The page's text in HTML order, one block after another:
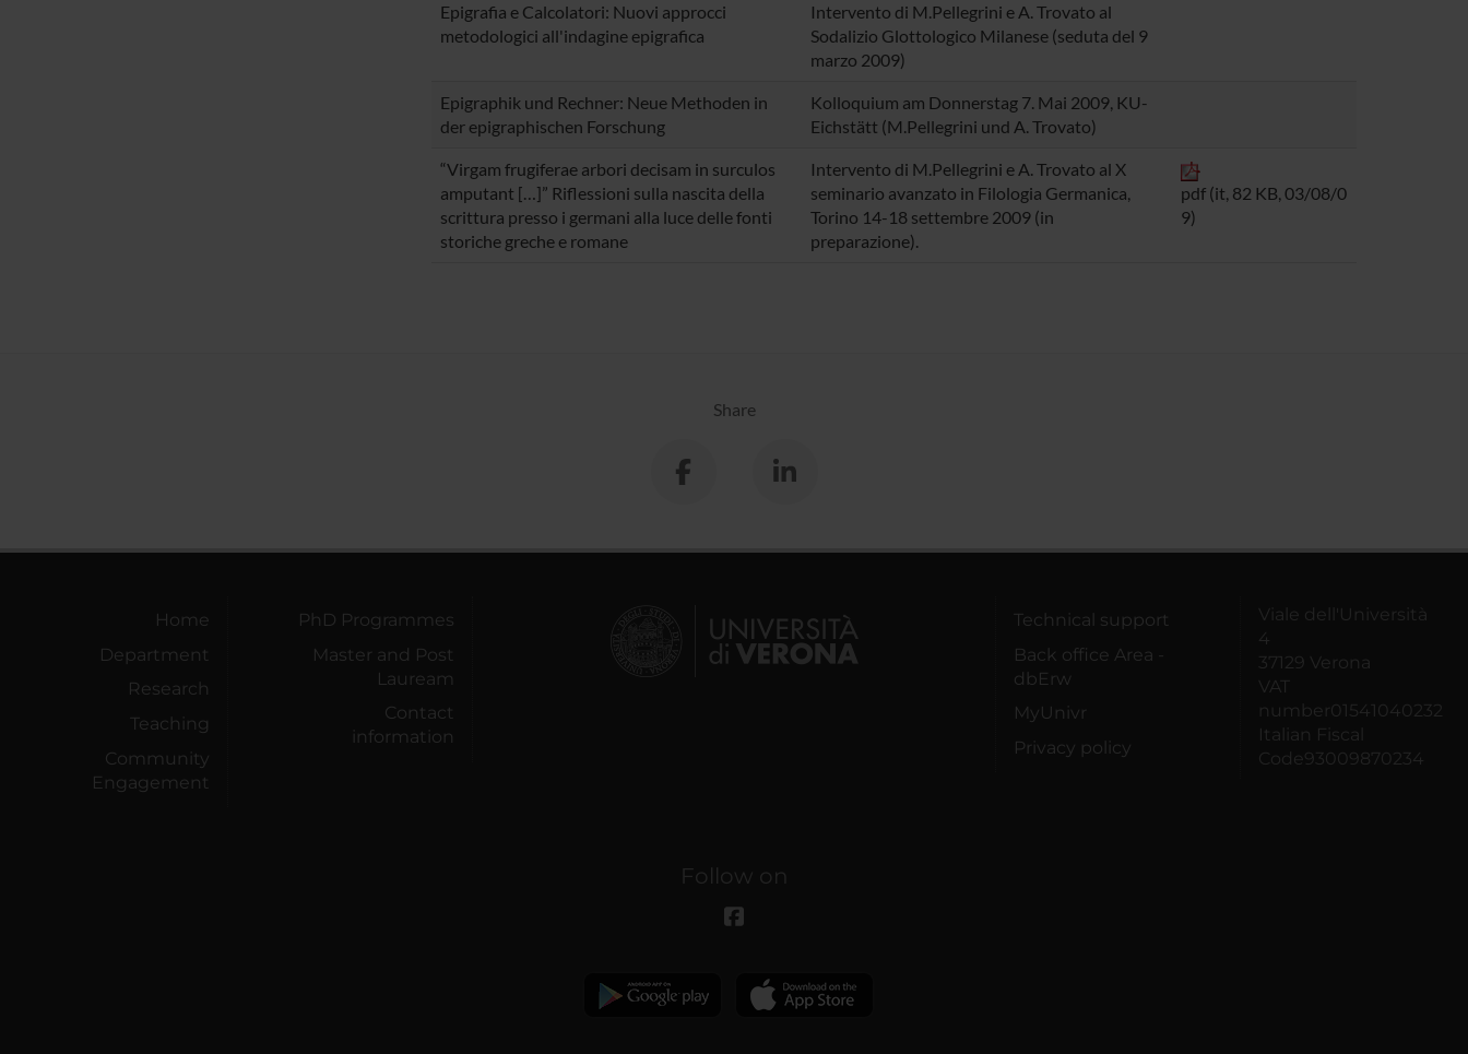
Epigrafia e Calcolatori: Nuovi approcci
metodologici all'indagine epigrafica
Intervento di M.Pellegrini e A. Trovato al
Sodalizio Glottologico Milanese (seduta del 9
marzo 2009)
Epigraphik und Rechner: Neue Methoden in
der epigraphischen Forschung
Kolloquium am Donnerstag 7. Mai 2009, KU-
Eichstätt (M.Pellegrini und A. Trovato)
“Virgam frugiferae arbori decisam in surculos
amputant […]” Riflessioni sulla nascita della
scrittura presso i germani alla luce delle fonti
storiche greche e romane
Intervento di M.Pellegrini e A. Trovato al X
seminario avanzato in Filologia Germanica,
Torino 14-18 settembre 2009 (in
preparazione).
pdf (it, 82 KB, 03/08/0
9)
Share
Home
Department
Research
Teaching
Community
Engagement
PhD Programmes
Master and Post
Lauream
Contact
information
Technical support
Back office Area -
dbErw
MyUnivr
Privacy policy
Viale dell'Università
4
37129 Verona
VAT
number01541040232
Italian Fiscal
Code93009870234
Follow on